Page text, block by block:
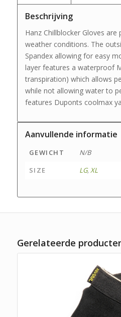
Beschrijving
Hanz Chillblocker Gloves
weather conditions. The
Spandex allowing for easy
layer features a waterproof
transpiration) which allows
while not allowing water to
features Duponts coolmax
Aanvullende informatie
GEWICHT
N/B
SIZE
LG,XL
Gerelateerde